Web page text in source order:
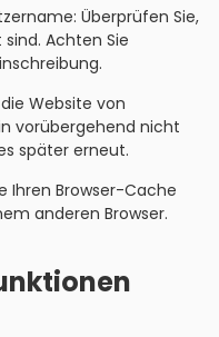
Überprüfen Sie,
Achten Sie
Website von
vorübergehend nicht
später erneut.
Ihren Browser-Cache
anderen Browser.